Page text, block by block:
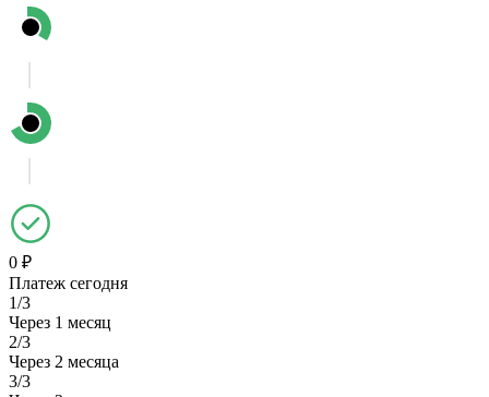
0 ₽
Платеж сегодня
1/3
Через 1 месяц
2/3
Через 2 месяца
3/3